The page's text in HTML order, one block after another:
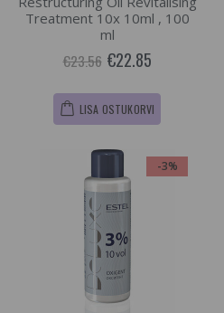
Treatment 10x 10ml , 100
ml
€23.56 €22.85
LISA OSTUKORVI
-3%